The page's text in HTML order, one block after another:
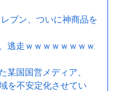
レブン、ついに神商品を
逃走ｗｗｗｗｗｗｗｗ
某国国営メディア、
を不安定化させてい